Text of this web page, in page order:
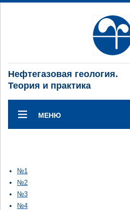
Нефтегазовая геология.
Теория и практика
МЕНЮ
№1
№2
№3
№4